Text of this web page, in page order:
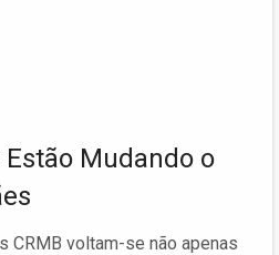
Mudando o
CRMB voltam-se não apenas